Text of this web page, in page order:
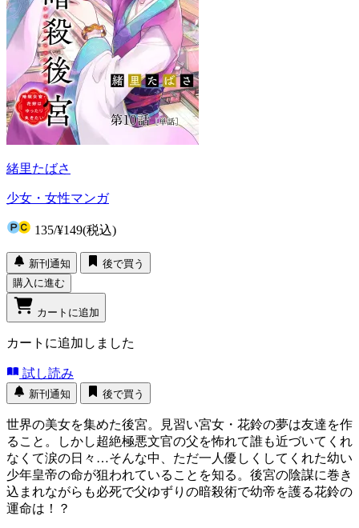
緒里たばさ
少女・女性マンガ
135/¥149(税込)
新刊通知
後で買う
購入に進む
カートに追加
カートに追加しました
試し読み
新刊通知 後で買う
世界の美女を集めた後宮。見習い宮女・花鈴の夢は友達を作
ること。しかし超絶極悪文官の父を怖れて誰も近づいてくれ
なくて涙の日々…そんな中、ただ一人優しくしてくれた幼い
少年皇帝の命が狙われていることを知る。後宮の陰謀に巻き
込まれながらも必死で父ゆずりの暗殺術で幼帝を護る花鈴の
運命は！？